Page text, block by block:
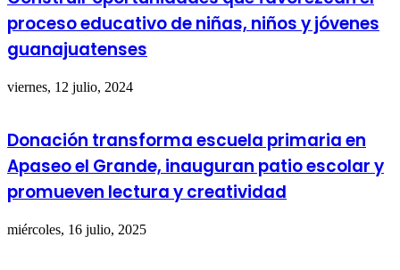
proceso educativo de niñas, niños y jóvenes
guanajuatenses
viernes, 12 julio, 2024
Donación transforma escuela primaria en
Apaseo el Grande, inauguran patio escolar y
promueven lectura y creatividad
miércoles, 16 julio, 2025